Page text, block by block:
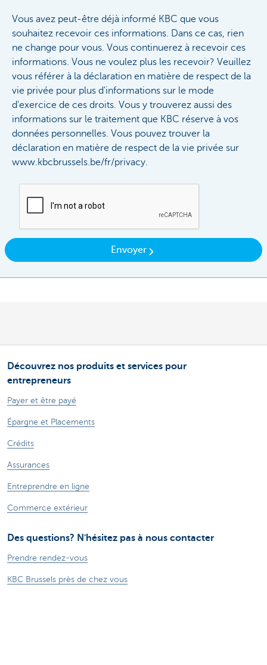
Vous avez peut-être déjà informé KBC que vous
souhaitez recevoir ces informations. Dans ce cas, rien
ne change pour vous. Vous continuerez à recevoir ces
informations. Vous ne voulez plus les recevoir? Veuillez
vous référer à la déclaration en matière de respect de la
vie privée pour plus d'informations sur le mode
d'exercice de ces droits. Vous y trouverez aussi des
informations sur le traitement que KBC réserve à vos
données personnelles. Vous pouvez trouver la
déclaration en matière de respect de la vie privée sur
www.kbcbrussels.be/fr/privacy.
Envoyer
Découvrez nos produits et services pour
entrepreneurs
Payer et être payé
Épargne et Placements
Crédits
Assurances
Entreprendre en ligne
Commerce extérieur
Des questions? N'hésitez pas à nous contacter
Prendre rendez-vous
KBC Brussels près de chez vous